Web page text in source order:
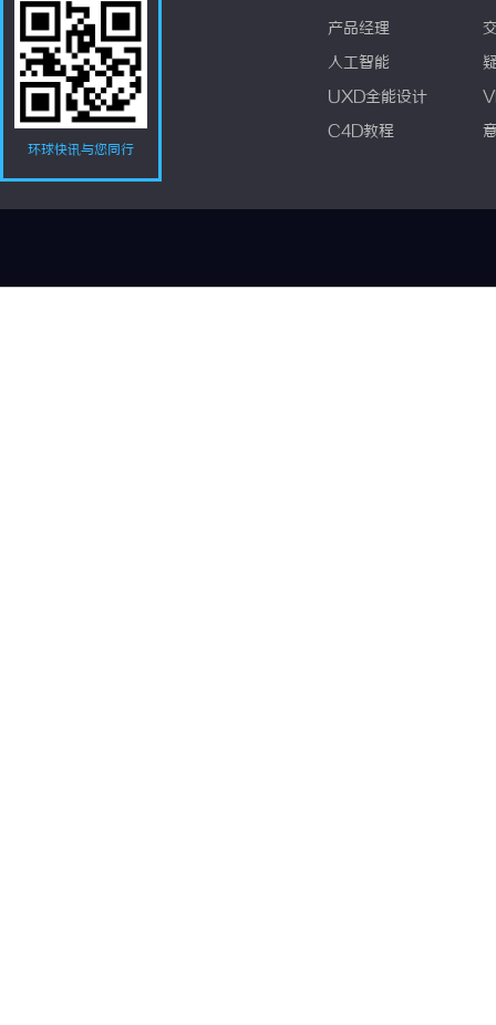
环球快讯与您同行
产品经理
人工智能
UXD全能设计
C4D教程